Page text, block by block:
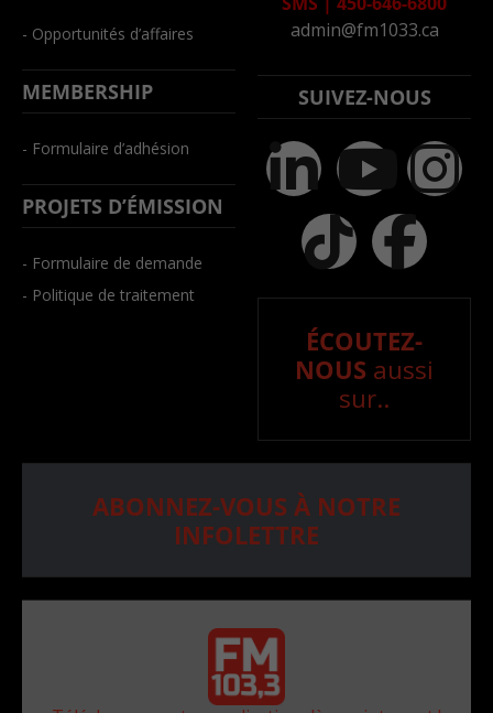
- Opportunités d’affaires
MEMBERSHIP
- Formulaire d’adhésion
PROJETS D’ÉMISSION
- Formulaire de demande
- Politique de traitement
admin@fm1033.ca
SUIVEZ-NOUS
ÉCOUTEZ-
NOUS aussi
sur..
ABONNEZ-VOUS À NOTRE
INFOLETTRE